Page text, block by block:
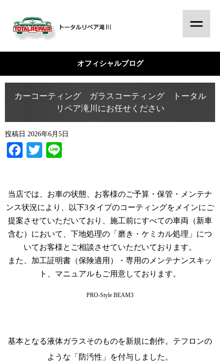
オフィシャルブログ
カーコーティング ガラスコーティング トータル
リペア滝川にお任せください
投稿日 2026年6月5日
Facebook
Twitter
当店では、お車の状態、お客様のご予算・保管・メンテナ
ンス状況により、以下3タイプのコーティングをメインにご
提案させていただいており、施工前にすべての車両（新車
含む）において、下地処理の「磨き・ケミカル処理」につ
いてお客様とご相談させていただいております。
また、加工証明書（保険適用）・専用のメンテナンスキッ
ト、マニュアルもご用意しております。
PRO-Style BEAM3
基本となる液体ガラスそのものを新規に創作。テフロンの
ような「防汚性」を付与しました。